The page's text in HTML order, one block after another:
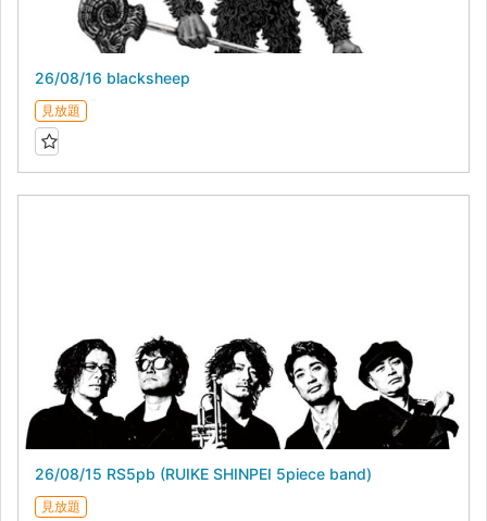
26/08/16 blacksheep
見放題
26/08/15 RS5pb (RUIKE SHINPEI 5piece band)
見放題